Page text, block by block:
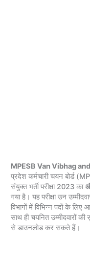
MPESB Van Vibhag
प्रदेश कर्मचारी चयन बोर्ड
संयुक्त भर्ती परीक्षा 2023 का
गया है। यह परीक्षा उन
विभागों में विभिन्न पदों के
साथ ही चयनित उम्मीदवारों
से डाउनलोड कर सकते हैं।